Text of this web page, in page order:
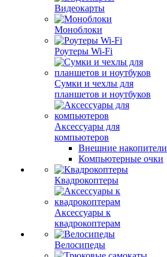
Видеокарты
Моноблоки
Роутеры Wi-Fi
Сумки и чехлы для
планшетов и ноутбуков
Аксессуары для
компьютеров
Внешние накопители
Компьютерные очки
Квадрокоптеры
Аксессуары к
квадрокоптерам
Велосипеды